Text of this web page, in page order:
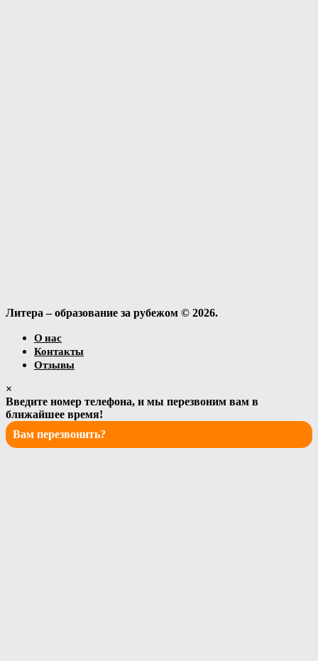
Литера – образование за рубежом © 2026.
О нас
Контакты
Отзывы
×
Введите номер телефона, и мы перезвоним вам в
ближайшее время!
Вам перезвонить?